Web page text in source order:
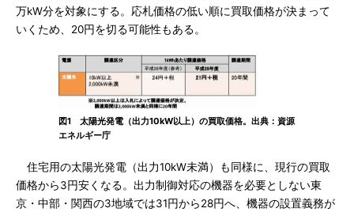
万kW分を対象にする。応札価格の低い順に買取価格が決まって
いくため、20円を切る可能性もある。
図1 太陽光発電（出力10kW以上）の買取価格。出典：資源
エネルギー庁
住宅用の太陽光発電（出力10kW未満）も同様に、現行の買取
価格から3円安くなる。出力制御対応の機器を必要としない東
京・中部・関西の3地域では31円から28円へ、機器の設置義務が